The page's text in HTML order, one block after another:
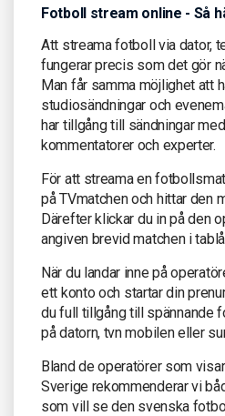
Fotboll stream online - Så
Att streama fotboll via dator,
fungerar precis som det gör
Man får samma möjlighet att
studiosändningar och
har tillgång till sändningar
kommentatorer och experter.
För att streama en
på TVmatchen och hittar den
Därefter klickar du in på den
angiven brevid matchen i
När du landar inne på
ett konto och startar din
du full tillgång till spännande
på datorn, tvn mobilen eller
Bland de operatörer som
Sverige rekommenderar vi
som vill se den svenska